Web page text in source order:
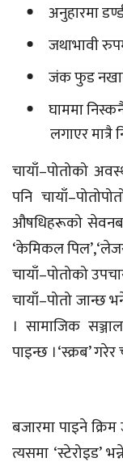
अनुहारमा
जथाभावी
जंक फुड
घाममा
लगाएर मात्रै
चायाँ–पोतोको
पनि
औषधिहरूको
‘केमिकल पिल’,‘लेजर
चायाँ–पोतोको
चायाँ–पोतो जान्छ
। सामाजिक
पाइन्छ ।‘स्क्रब’
बजारमा पाइने क्रिम
त्यसमा ‘स्टेरोइड’